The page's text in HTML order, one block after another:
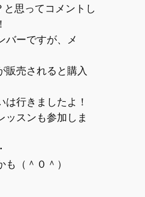
思ってコメントし
バーですが、メ
販売されると購入
は行きましたよ！
ッスンも参加しま
（＾０＾）